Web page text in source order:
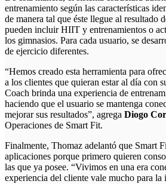
entrenamiento según las características
de manera tal que éste llegue al resultado
pueden incluir HIIT y entrenamientos o
los gimnasios. Para cada usuario, se
de ejercicio diferentes.
“Hemos creado esta herramienta para
a los clientes que quieran estar al día con
Coach brinda una experiencia de
haciendo que el usuario se mantenga
mejorar sus resultados”, agrega Diogo
Operaciones de Smart Fit.
Finalmente, Thomaz adelantó que Smart
aplicaciones porque primero quieren
las que ya posee. “Vivimos en una era
experiencia del cliente vale mucho para la